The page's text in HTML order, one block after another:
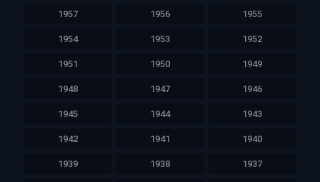
1957 1956 1955
1954 1953 1952
1951 1950 1949
1948 1947 1946
1945 1944 1943
1942 1941 1940
1939 1938 1937